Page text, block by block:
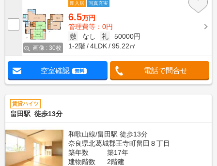
画像 : 30枚
即入居 写真充実
6.5万円
管理費等：0円
敷
なし 礼
50000円
1-2階
4LDK 95.22㎡
空室確認 無料 電話で問合せ
賃貸ハイツ
畠田駅 徒歩13分
和歌山線/畠田駅 徒歩13分
奈良県北葛城郡王寺町畠田８丁目
築年数
築17年
建物階数
2階建